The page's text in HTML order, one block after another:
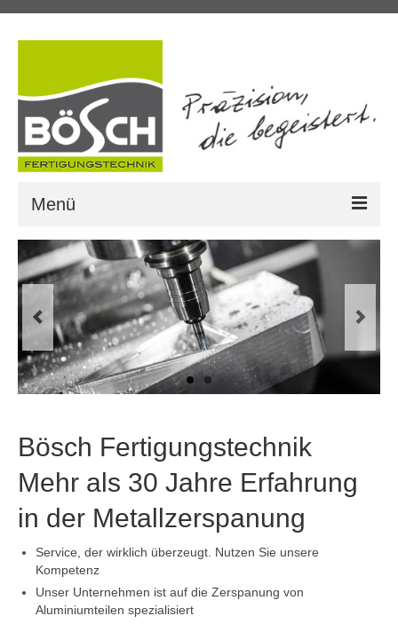
Menü
Startseite
Kontakt
Bösch Fertigungstechnik
Mehr als 30 Jahre Erfahrung
in der Metallzerspanung
Service, der wirklich überzeugt. Nutzen Sie unsere
Kompetenz
Unser Unternehmen ist auf die Zerspanung von
Aluminiumteilen spezialisiert